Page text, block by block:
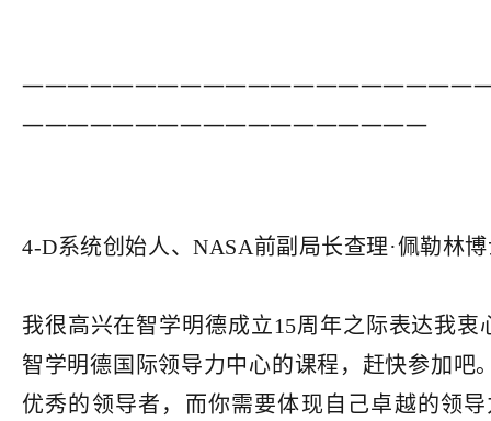
——————————————————
4-D系统创始人、NASA前副局长查理·佩勒林
我很高兴在智学明德成立15周年之际表达我
智学明德国际领导力中心的课程，赶快参加吧
优秀的领导者，而你需要体现自己卓越的领